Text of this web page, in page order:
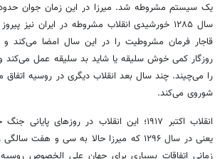
سال ۱۲۸۵ خورشیدی انقلاب مشروطه در ایران نیز پیروز می‌شود.
قاجار فرمان مشروطیت را در این سال امضا می‌کند
روزگار کمی خوش سلیقه یا شاید بد سلیقه عمل می‌کند
را می‌چیند. چند سال بعد انقلاب دیگری در روسیه اتفاق
شوروی می‌کند.
انقلاب اکتبر ۱۹۱۷؛ این انقلاب در روزهای
یعنی در سال ۱۲۹۶ که میرزا حالا به سی و